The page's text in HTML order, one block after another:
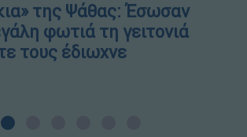
της Ψάθας: Έσωσαν
φωτιά τη γειτονιά
τους έδιωχνε